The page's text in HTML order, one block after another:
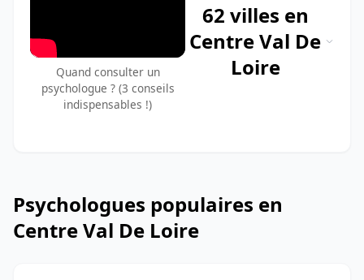
Quand consulter un
psychologue ? (3 conseils
indispensables !)
62 villes en
Centre Val De
Loire
Psychologues populaires en
Centre Val De Loire